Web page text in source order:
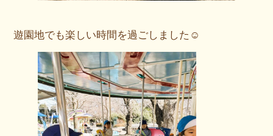
遊園地でも楽しい時間を過ごしました☺